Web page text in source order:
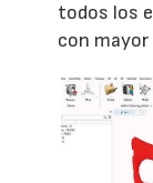
todos los
con mayor